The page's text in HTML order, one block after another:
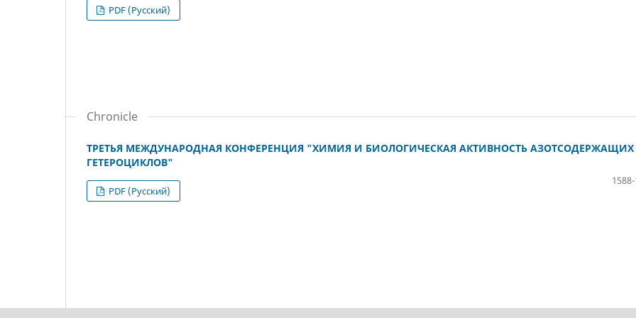
PDF (Русский)
Chronicle
ТРЕТЬЯ МЕЖДУНАРОДНАЯ КОНФЕРЕНЦИЯ "ХИМИЯ И БИОЛОГИЧЕСКАЯ АКТИВНОСТЬ АЗОТСОДЕРЖАЩИХ
ГЕТЕРОЦИКЛОВ"
PDF (Русский)